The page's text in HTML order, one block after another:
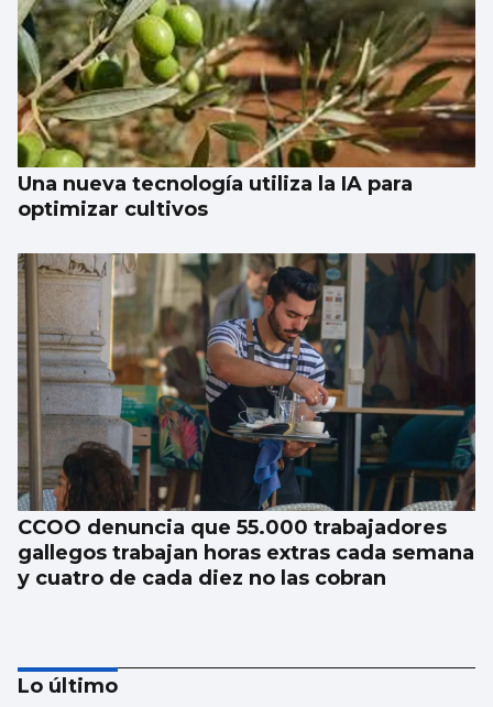
Una nueva tecnología utiliza la IA para
optimizar cultivos
CCOO denuncia que 55.000 trabajadores
gallegos trabajan horas extras cada semana
y cuatro de cada diez no las cobran
Lo último